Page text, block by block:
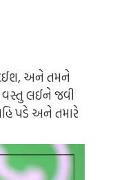
અને તમને
વસ્તુ લઈને જવી
પડે અને તમારે